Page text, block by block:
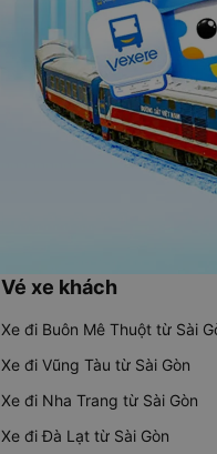
Vé xe khách
Xe đi Buôn Mê Thuột từ Sài
Xe đi Vũng Tàu từ Sài Gòn
Xe đi Nha Trang từ Sài Gòn
Xe đi Đà Lạt từ Sài Gòn